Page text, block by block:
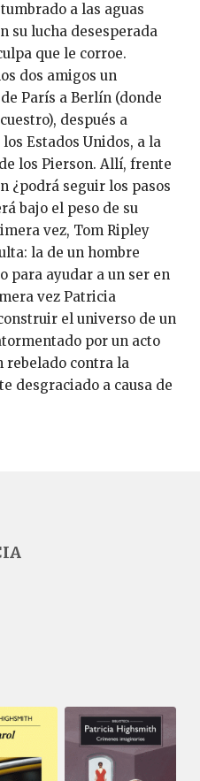
a las aguas
su lucha desesperada
que le corroe.
dos amigos un
París a Berlín (donde
después a
Estados Unidos, a la
los Pierson. Allí, frente
¿podrá seguir los pasos
bajo el peso de su
vez, Tom Ripley
la de un hombre
para ayudar a un ser en
vez Patricia
el universo de un
por un acto
rebelado contra la
desgraciado a causa de